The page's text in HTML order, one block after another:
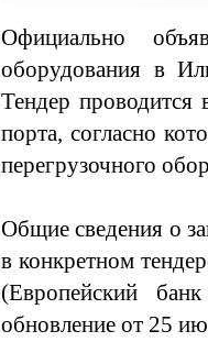
Официально
оборудования в
Тендер проводится
порта, согласно
перегрузочного
Общие сведения о
в конкретном
(Европейский
обновление от 25